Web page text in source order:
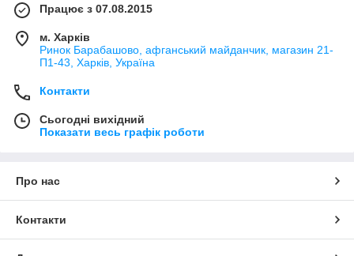
Працює з 07.08.2015
м. Харків
Ринок Барабашово, афганський майданчик, магазин 21-
П1-43, Харків, Україна
Контакти
Сьогодні вихідний
Показати весь графік роботи
Про нас
Контакти